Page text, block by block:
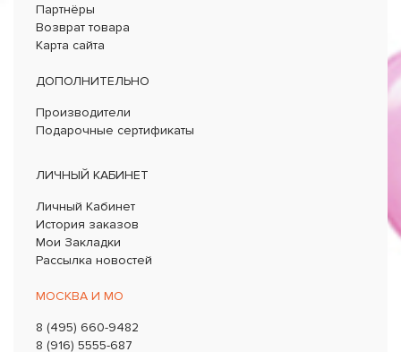
Партнёры
Возврат товара
Карта сайта
ДОПОЛНИТЕЛЬНО
Производители
Подарочные сертификаты
ЛИЧНЫЙ КАБИНЕТ
Личный Кабинет
История заказов
Мои Закладки
Рассылка новостей
МОСКВА И МО
8 (495) 660-9482
8 (916) 5555-687